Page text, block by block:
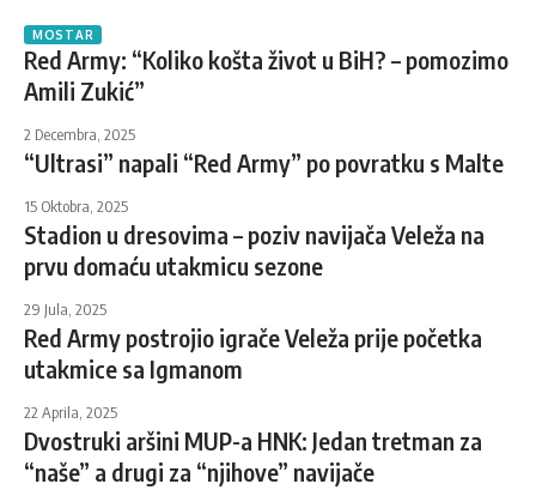
MOSTAR
Red Army: “Koliko košta život u BiH? – pomozimo
Amili Zukić”
2 Decembra, 2025
“Ultrasi” napali “Red Army” po povratku s Malte
15 Oktobra, 2025
Stadion u dresovima – poziv navijača Veleža na
prvu domaću utakmicu sezone
29 Jula, 2025
Red Army postrojio igrače Veleža prije početka
utakmice sa Igmanom
22 Aprila, 2025
Dvostruki aršini MUP-a HNK: Jedan tretman za
“naše” a drugi za “njihove” navijače